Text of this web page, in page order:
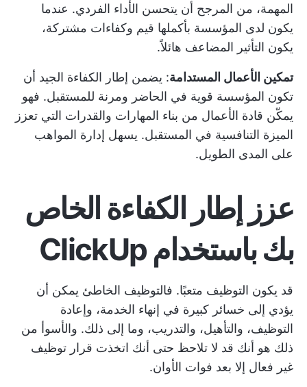
المهمة، من المرجح أن يتحسن الأداء الفردي. عندما
يكون لدى المؤسسة بأكملها قيم وكفاءات مشتركة،
يكون التأثير المضاعف هائلاً.
تمكين الأعمال المستدامة: يضمن إطار الكفاءة الجيد أن
تكون المؤسسة قوية في الحاضر ومرنة للمستقبل. فهو
يمكّن قادة الأعمال من بناء المهارات والقدرات التي تعزز
الميزة التنافسية في المستقبل. يسهل إدارة المواهب
على المدى الطويل.
عزز إطار الكفاءة الخاص
بك باستخدام ClickUp
قد يكون التوظيف متعبًا. فالتوظيف الخاطئ يمكن أن
يؤدي إلى خسائر كبيرة في إنهاء الخدمة، وإعادة
التوظيف، والتأهيل، والتدريب، وما إلى ذلك. والأسوأ من
ذلك هو أنك قد لا تلاحظ حتى أنك اتخذت قرار توظيف
غير فعال إلا بعد فوات الأوان.